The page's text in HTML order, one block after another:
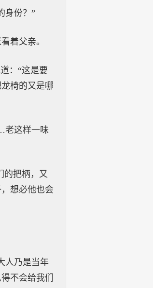
身份？”
着父亲。
：“这是要
椅的又是哪
老这样一味
的把柄，又
想必他也会
人乃是当年
不会给我们